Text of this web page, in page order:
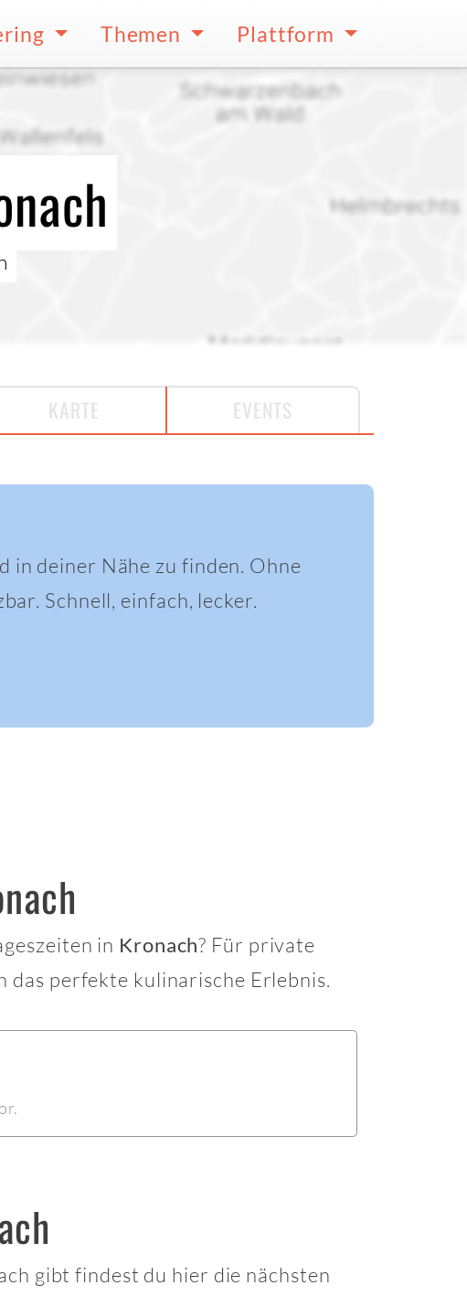
Themen Plattform
KARTE EVENTS
in deiner Nähe zu finden. Ohne
Schnell, einfach, lecker.
in Kronach? Für private
das perfekte kulinarische Erlebnis.
gibt findest du hier die nächsten